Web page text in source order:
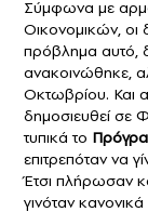
Σύμφωνα με
Οικονομικών, οι
πρόβλημα αυτό,
ανακοινώθηκε,
Οκτωβρίου. Και
δημοσιευθεί σε
τυπικά το
επιτρεπόταν να
Έτσι πλήρωσαν
γινόταν